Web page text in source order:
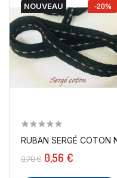
NOUVEAU -20%
RUBAN SERGÉ COTON
0,70 € 0,56 €